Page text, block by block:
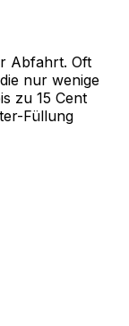
Abfahrt. Oft
nur wenige
zu 15 Cent
Füllung